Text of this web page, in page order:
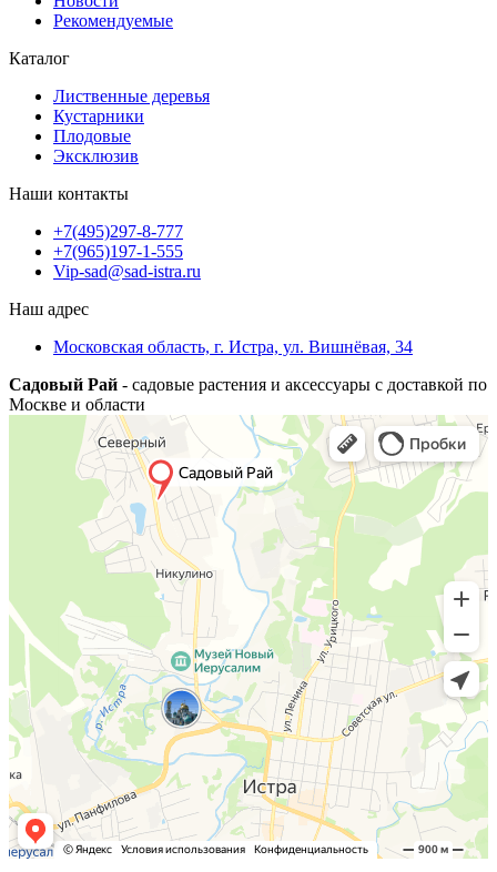
Рекомендуемые
Каталог
Лиственные деревья
Кустарники
Плодовые
Эксклюзив
Наши контакты
+7(495)297-8-777
+7(965)197-1-555
Vip-sad@sad-istra.ru
Наш адрес
Московская область, г. Истра, ул. Вишнёвая, 34
Садовый Рай - садовые растения и аксессуары с доставкой по
Москве и области